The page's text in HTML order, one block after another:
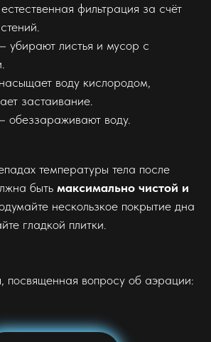
фильтрация за счёт
листья и мусор с
воду кислородом,
застаивание.
воду.
температуры тела после
быть максимально чистой и
нескользкое покрытие дна
гладкой плитки.
посвященная вопросу об аэрации: